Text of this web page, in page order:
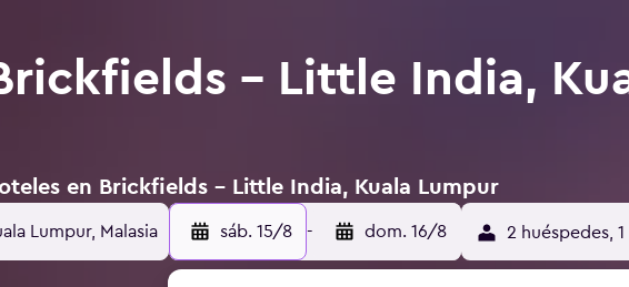
- Little India,
en Brickfields - Little India, Kuala Lumpur
Lumpur, Malasia sáb. 15/8 - dom. 16/8 2 huéspedes, 1